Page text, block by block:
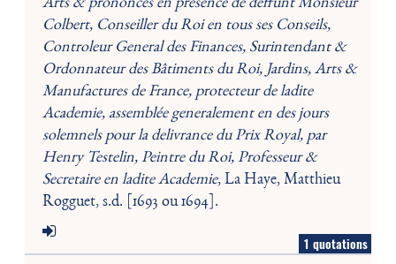
Arts & prononcés en presence de deffunt Monsieur
Colbert, Conseiller du Roi en tous ses Conseils,
Controleur General des Finances, Surintendant &
Ordonnateur des Bâtiments du Roi, Jardins, Arts &
Manufactures de France, protecteur de ladite
Academie, assemblée generalement en des jours
solemnels pour la delivrance du Prix Royal, par
Henry Testelin, Peintre du Roi, Professeur &
Secretaire en ladite Academie, La Haye, Matthieu
Rogguet, s.d. [1693 ou 1694].
1 quotations